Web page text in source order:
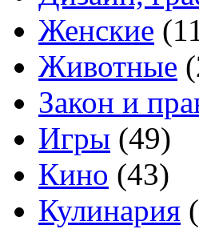
Женские
Животные
Закон и
Игры (49)
Кино (43)
Кулинария